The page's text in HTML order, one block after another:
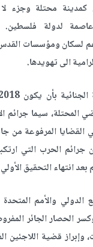
كمدينة محتلة وجزء
لدولة
لسكان ومؤسسات
الى تهويدها.
المحتلة، سيما جرائم
القضايا المرفوعة
جرائم الحرب التي
انتهاء التحقيق
الدولي والأمم
الحصار الجائر
قضية اللاجئين